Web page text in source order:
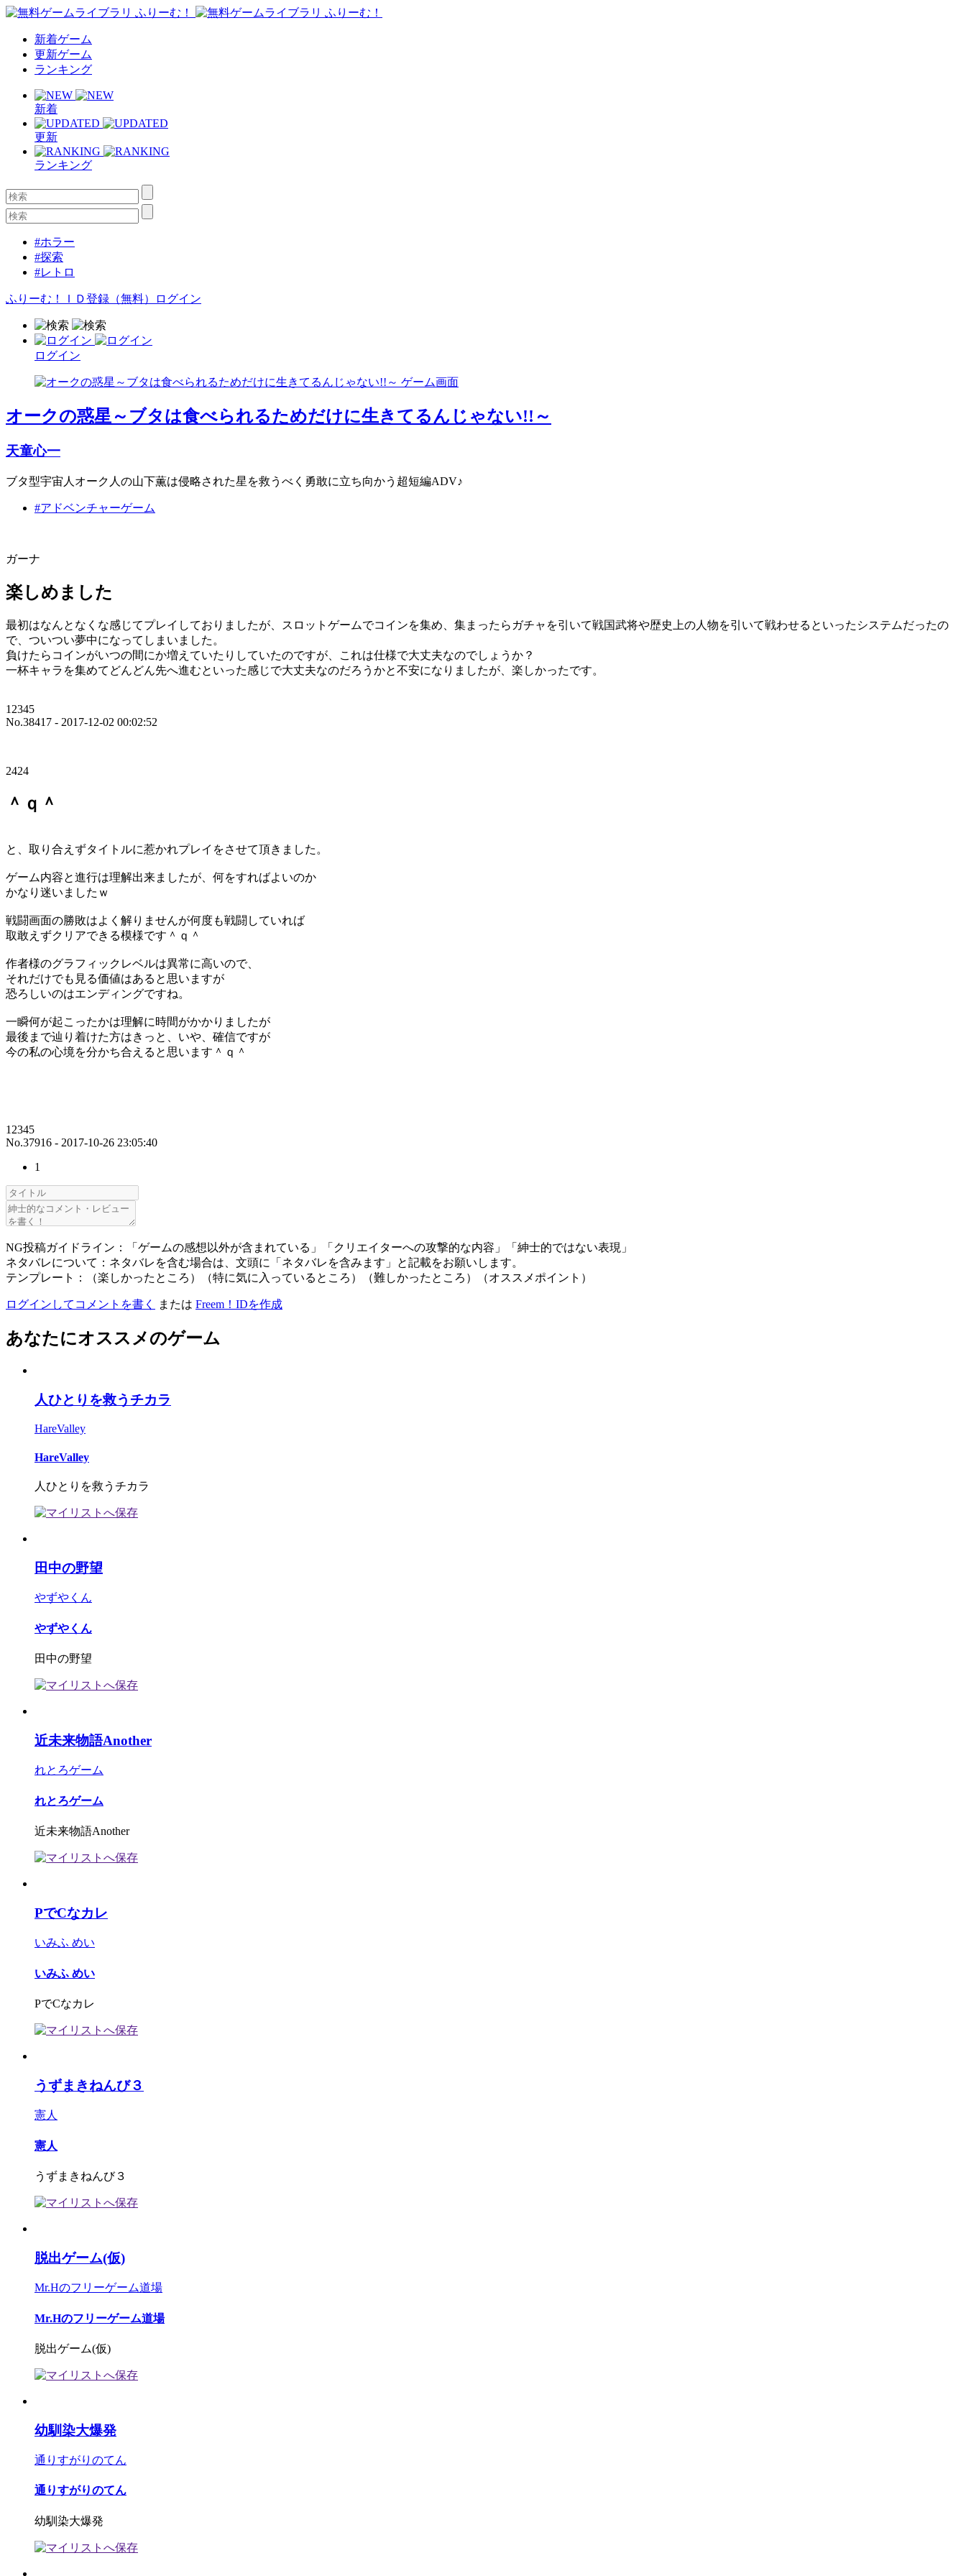
新着ゲーム
更新ゲーム
ランキング
新着
更新
ランキング
#ホラー
#探索
#レトロ
ふりーむ！ＩＤ登録（無料） ログイン
ログイン
オークの惑星～ブタは食べられるためだけに生きてるんじゃない!!～
天童心一
ブタ型宇宙人オーク人の山下薫は侵略された星を救うべく勇敢に立ち向かう超短編ADV♪
#アドベンチャーゲーム
ガーナ
楽しめました
最初はなんとなくな感じてプレイしておりましたが、スロットゲームでコインを集め、集まったらガチャを引いて戦国武将や歴史上の人物を引いて戦わせるといったシステムだったの
で、ついつい夢中になってしまいました。
負けたらコインがいつの間にか増えていたりしていたのですが、これは仕様で大丈夫なのでしょうか？
一杯キャラを集めてどんどん先へ進むといった感じで大丈夫なのだろうかと不安になりましたが、楽しかったです。
12345
No.38417 - 2017-12-02 00:02:52
2424
＾ｑ＾
と、取り合えずタイトルに惹かれプレイをさせて頂きました。
ゲーム内容と進行は理解出来ましたが、何をすればよいのか
かなり迷いましたｗ
戦闘画面の勝敗はよく解りませんが何度も戦闘していれば
取敢えずクリアできる模様です＾ｑ＾
作者様のグラフィックレベルは異常に高いので、
それだけでも見る価値はあると思いますが
恐ろしいのはエンディングですね。
一瞬何が起こったかは理解に時間がかかりましたが
最後まで辿り着けた方はきっと、いや、確信ですが
今の私の心境を分かち合えると思います＾ｑ＾
12345
No.37916 - 2017-10-26 23:05:40
1
NG投稿ガイドライン：「ゲームの感想以外が含まれている」「クリエイターへの攻撃的な内容」「紳士的ではない表現」
ネタバレについて：ネタバレを含む場合は、文頭に「ネタバレを含みます」と記載をお願いします。
テンプレート：（楽しかったところ）（特に気に入っているところ）（難しかったところ）（オススメポイント）
ログインしてコメントを書く または Freem！IDを作成
あなたにオススメのゲーム
人ひとりを救うチカラ
HareValley
HareValley
人ひとりを救うチカラ
田中の野望
やずやくん
やずやくん
田中の野望
近未来物語Another
れとろゲーム
れとろゲーム
近未来物語Another
PでCなカレ
いみふ めい
いみふ めい
PでCなカレ
うずまきねんび３
憲人
憲人
うずまきねんび３
脱出ゲーム(仮)
Mr.Hのフリーゲーム道場
Mr.Hのフリーゲーム道場
脱出ゲーム(仮)
幼馴染大爆発
通りすがりのてん
通りすがりのてん
幼馴染大爆発